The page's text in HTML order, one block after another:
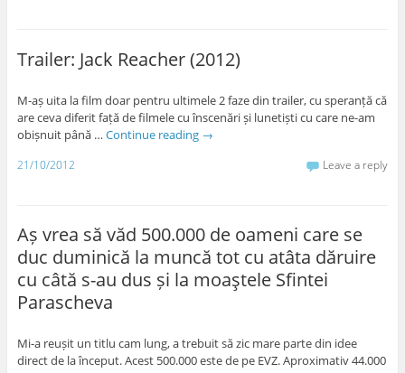
Trailer: Jack Reacher (2012)
M-aș uita la film doar pentru ultimele 2 faze din trailer, cu speranță că
are ceva diferit față de filmele cu înscenări și lunetiști cu care ne-am
obișnuit până … Continue reading →
21/10/2012 Leave a reply
Aș vrea să văd 500.000 de oameni care se
duc duminică la muncă tot cu atâta dăruire
cu câtă s-au dus și la moaştele Sfintei
Parascheva
Mi-a reușit un titlu cam lung, a trebuit să zic mare parte din idee
direct de la început. Acest 500.000 este de pe EVZ. Aproximativ 44.000